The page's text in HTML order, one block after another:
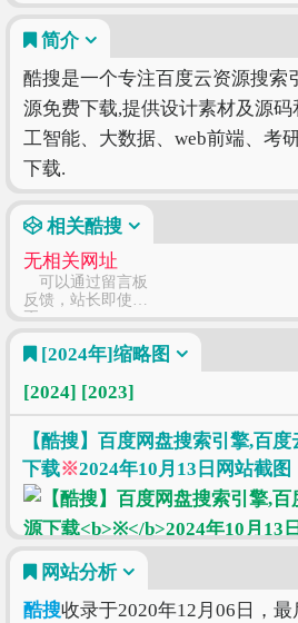
简介
酷搜是一个专注百度云资源搜索
源免费下载,提供设计素材及源码
工智能、大数据、web前端、考
下载.
相关酷搜
无相关网址
可以通过留言板
反馈，站长即使修
正
[2024年]缩略图
[2024] [2023]
【酷搜】百度网盘搜索引擎,百
下载※2024年10月13日网站截图
网站分析
酷搜收录于2020年12月06日，